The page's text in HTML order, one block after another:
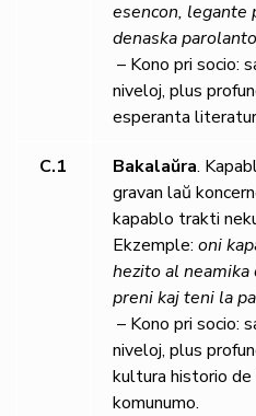
esencon, legante
denaska parolanto
– Kono pri socio:
niveloj, plus
esperanta
C.1 Bakalaŭra.
gravan laŭ
kapablo trakti
Ekzemple: oni
hezito al neamika
preni kaj teni la
– Kono pri socio:
niveloj, plus
kultura historio
komunumo.